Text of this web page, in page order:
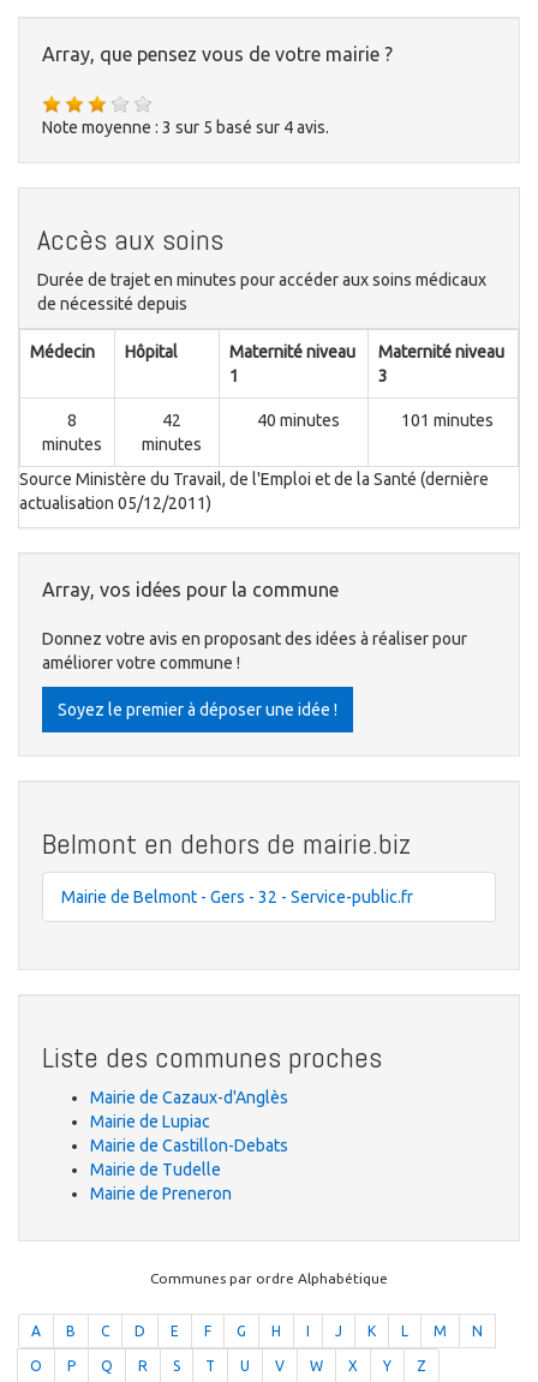
Array, que pensez vous de votre mairie ?
Note moyenne : 3 sur 5 basé sur 4avis.
Accès aux soins
Durée de trajet en minutes pour accéder aux soins médicaux
de nécessité depuis
Médecin Hôpital
Maternité niveau
1
Maternité niveau
3
8
minutes
42
minutes
40 minutes 101 minutes
Source Ministère du Travail, de l'Emploi et de la Santé (dernière
actualisation 05/12/2011)
Array, vos idées pour la commune
Donnez votre avis en proposant des idées à réaliser pour
améliorer votre commune !
Soyez le premier à déposer une idée !
Belmont en dehors de mairie.biz
Mairie de Belmont - Gers - 32 - Service-public.fr
Liste des communes proches
Mairie de Cazaux-d'Anglès
Mairie de Lupiac
Mairie de Castillon-Debats
Mairie de Tudelle
Mairie de Preneron
Communes par ordre Alphabétique
A B C D E F G H J K L M N
O P Q R S T U V W X Y Z